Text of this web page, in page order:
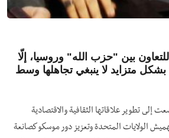
بين "حزب الله" وروسيا، إلّا
متزايد لا ينبغي تجاهلها وسط
تطوير علاقاتها الثقافية والاقتصادية
الولايات المتحدة وتعزيز دور موسكو كصانعة